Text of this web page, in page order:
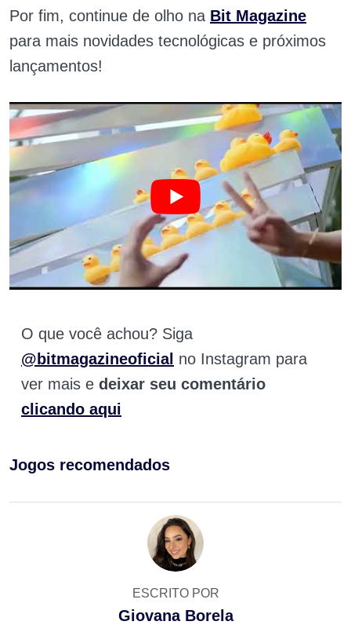
Por fim, continue de olho na Bit Magazine
para mais novidades tecnológicas e próximos
lançamentos!
O que você achou? Siga
@bitmagazineoficial no Instagram para
ver mais e deixar seu comentário
clicando aqui
Jogos recomendados
ESCRITO POR
Giovana Borela